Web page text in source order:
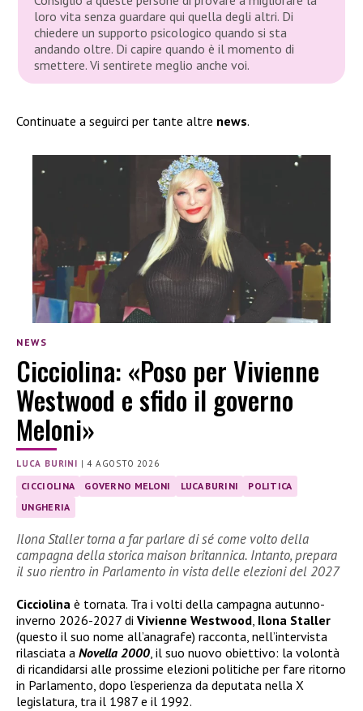
loro vita senza guardare qui quella degli altri. Di
chiedere un supporto psicologico quando si sta
andando oltre. Di capire quando è il momento di
smettere. Vi sentirete meglio anche voi.
Continuate a seguirci per tante altre news.
NEWS
Cicciolina: «Poso per Vivienne
Westwood e sfido il governo
Meloni»
LUCA BURINI |4 AGOSTO 2026
CICCIOLINA GOVERNO MELONI LUCA BURINI
POLITICA
UNGHERIA
Ilona Staller torna a far parlare di sé come volto della
campagna della storica maison britannica. Intanto, prepara
il suo rientro in Parlamento in vista delle elezioni del 2027
Cicciolina è tornata. Tra i volti della campagna autunno-
inverno 2026-2027 di Vivienne Westwood, Ilona Staller
(questo il suo nome all’anagrafe) racconta, nell’intervista
rilasciata a Novella 2000, il suo nuovo obiettivo: la volontà
di ricandidarsi alle prossime elezioni politiche per fare ritorno
in Parlamento, dopo l’esperienza da deputata nella X
legislatura, tra il 1987 e il 1992.